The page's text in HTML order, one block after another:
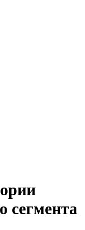
сегмента